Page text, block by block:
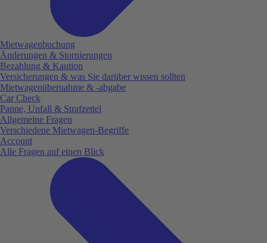
Mietwagenbuchung
Änderungen & Stornierungen
Bezahlung & Kaution
Versicherungen & was Sie darüber wissen sollten
Mietwagenübernahme & -abgabe
Car Check
Panne, Unfall & Strafzettel
Allgemeine Fragen
Verschiedene Mietwagen-Begriffe
Account
Alle Fragen auf einen Blick